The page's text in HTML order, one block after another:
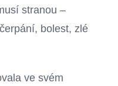
stranou –
bolest, zlé
ve svém